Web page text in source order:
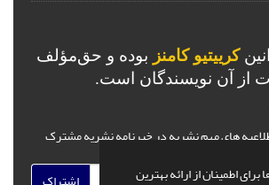
اطمینان از ارائه بهترین
کرییتیو کامنز بوده و حق‌مؤلف
از آن نویسندگان است.
های مهم نشریه در خبرنامه نشریه مشترک